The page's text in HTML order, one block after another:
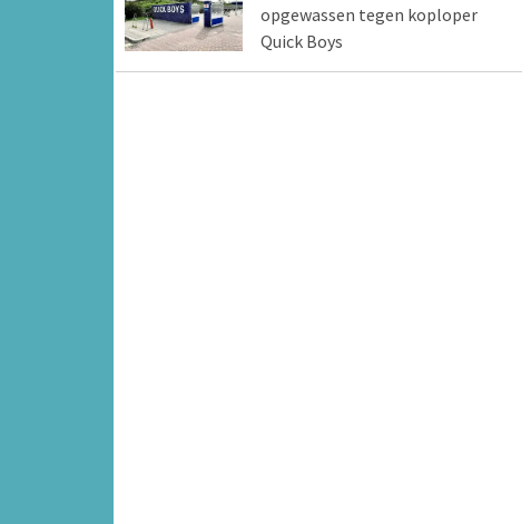
opgewassen tegen koploper
Quick Boys